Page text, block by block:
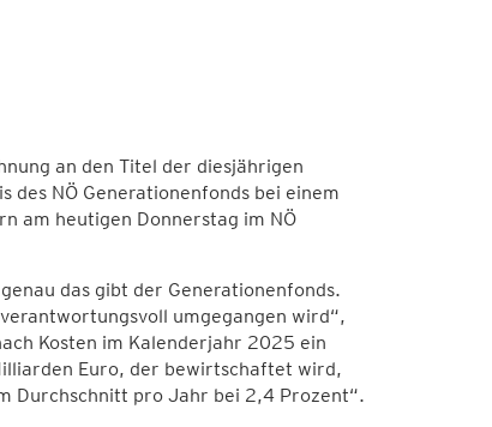
an den Titel der diesjährigen
des NÖ Generationenfonds bei einem
am heutigen Donnerstag im NÖ
das gibt der Generationenfonds.
umgegangen wird“,
Kosten im Kalenderjahr 2025 ein
Euro, der bewirtschaftet wird,
Durchschnitt pro Jahr bei 2,4 Prozent“.